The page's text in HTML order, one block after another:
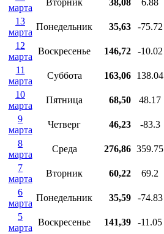
марта
Вторник 38,08 6.88
13
марта
Понедельник 35,63 -75.72
12
марта
Воскресенье 146,72 -10.02
11
марта
Суббота 163,06 138.04
10
марта
Пятница 68,50 48.17
9
марта
Четверг 46,23 -83.3
8
марта
Среда 276,86 359.75
7
марта
Вторник 60,22 69.2
6
марта
Понедельник 35,59 -74.83
5
марта
Воскресенье 141,39 -11.05